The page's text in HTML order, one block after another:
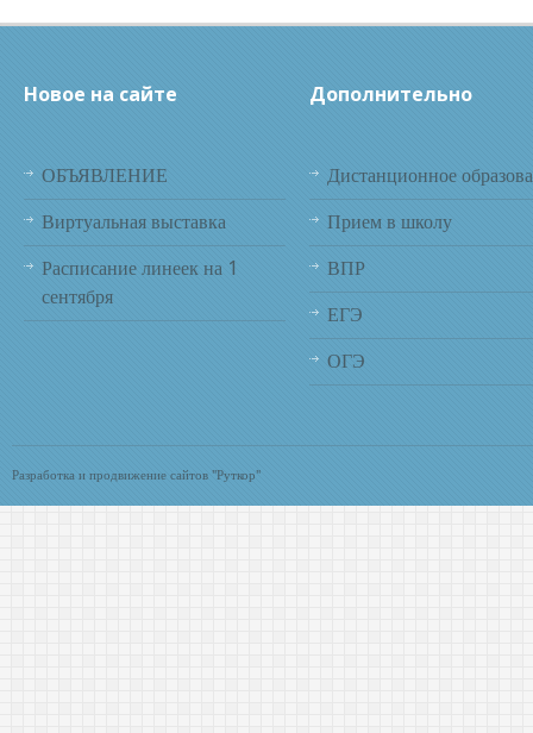
Новое на сайте
ОБЪЯВЛЕНИЕ
Виртуальная выставка
Расписание линеек на 1
сентября
Дополнительно
Дистанционное
Прием в школу
ВПР
ЕГЭ
ОГЭ
Разработка и продвижение сайтов "Руткор"